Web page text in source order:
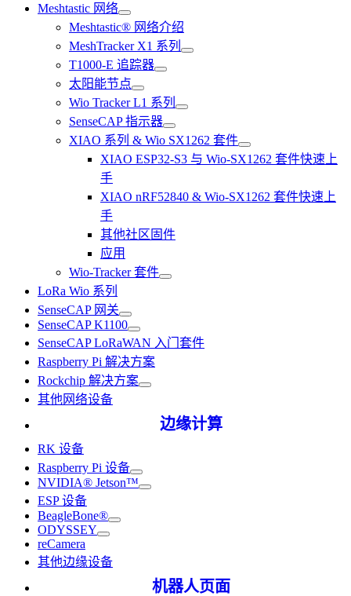
Meshtastic 网络
Meshtastic® 网络介绍
MeshTracker X1 系列
T1000-E 追踪器
太阳能节点
Wio Tracker L1 系列
SenseCAP 指示器
XIAO 系列 & Wio SX1262 套件
XIAO ESP32-S3 与 Wio-SX1262 套件快速上
手
XIAO nRF52840 & Wio-SX1262 套件快速上
手
其他社区固件
应用
Wio-Tracker 套件
LoRa Wio 系列
SenseCAP 网关
SenseCAP K1100
SenseCAP LoRaWAN 入门套件
Raspberry Pi 解决方案
Rockchip 解决方案
其他网络设备
边缘计算
RK 设备
Raspberry Pi 设备
NVIDIA® Jetson™
ESP 设备
BeagleBone®
ODYSSEY
reCamera
其他边缘设备
机器人页面